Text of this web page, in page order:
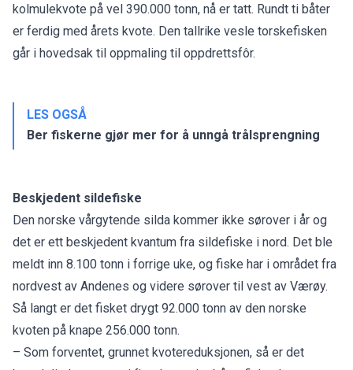
kolmulekvote på vel 390.000 tonn, nå er tatt. Rundt ti båter
er ferdig med årets kvote. Den tallrike vesle torskefisken
går i hovedsak til oppmaling til oppdrettsfôr.
LES OGSÅ
Ber fiskerne gjør mer for å unngå trålsprengning
Beskjedent sildefiske
Den norske vårgytende silda kommer ikke sørover i år og
det er ett beskjedent kvantum fra sildefiske i nord. Det ble
meldt inn 8.100 tonn i forrige uke, og fiske har i området fra
nordvest av Andenes og videre sørover til vest av Værøy.
Så langt er det fisket drygt 92.000 tonn av den norske
kvoten på knape 256.000 tonn.
– Som forventet, grunnet kvotereduksjonen, så er det